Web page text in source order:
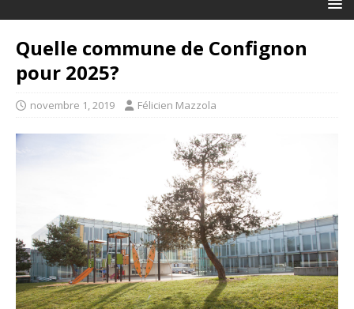
Quelle commune de Confignon
pour 2025?
novembre 1, 2019 Félicien Mazzola